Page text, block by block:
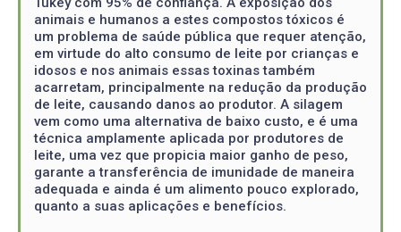
animais e humanos a estes compostos tóxicos é
um problema de saúde pública que requer atenção,
em virtude do alto consumo de leite por crianças e
idosos e nos animais essas toxinas também
acarretam, principalmente na redução da produção
de leite, causando danos ao produtor. A silagem
vem como uma alternativa de baixo custo, e é uma
técnica amplamente aplicada por produtores de
leite, uma vez que propicia maior ganho de peso,
garante a transferência de imunidade de maneira
adequada e ainda é um alimento pouco explorado,
quanto a suas aplicações e benefícios.